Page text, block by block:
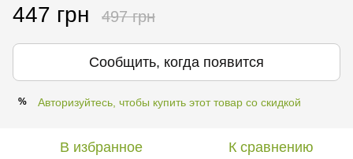
447 грн 497 грн
Сообщить, когда появится
% Авторизуйтесь, чтобы купить этот товар со скидкой
В избранное К сравнению